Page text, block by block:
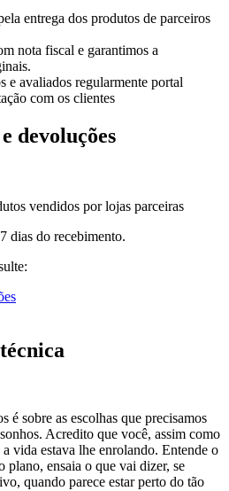
entrega dos produtos de parceiros
nota fiscal e garantimos a
e avaliados regularmente portal
com os clientes
devoluções
vendidos por lojas parceiras
dias do recebimento.
é sobre as escolhas que precisamos
Acredito que você, assim como
a vida estava lhe enrolando. Entende o
plano, ensaia o que vai dizer, se
quando parece estar perto do tão